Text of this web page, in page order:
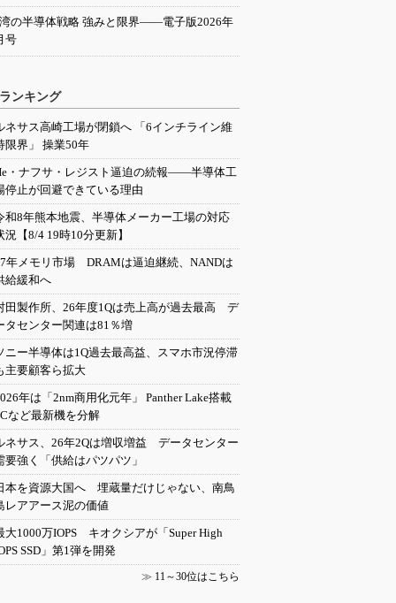
の半導体戦略 強みと限界――電子版2026年
号
ンキング
ネサス高崎工場が閉鎖へ 「6インチライン維
限界」 操業50年
・ナフサ・レジスト逼迫の続報――半導体工
停止が回避できている理由
和8年熊本地震、半導体メーカー工場の対応
況【8/4 19時10分更新】
年メモリ市場 DRAMは逼迫継続、NANDは
給緩和へ
田製作所、26年度1Qは売上高が過去最高 デ
タセンター関連は81％増
ニー半導体は1Q過去最高益、スマホ市況停滞
主要顧客ら拡大
年は「2nm商用化元年」 Panther Lake搭載
など最新機を分解
ネサス、26年2Qは増収増益 データセンター
要強く「供給はパツパツ」
本を資源大国へ 埋蔵量だけじゃない、南鳥
レアアース泥の価値
大1000万IOPS キオクシアが「Super High
SSD」第1弾を開発
≫ 11～30位はこちら